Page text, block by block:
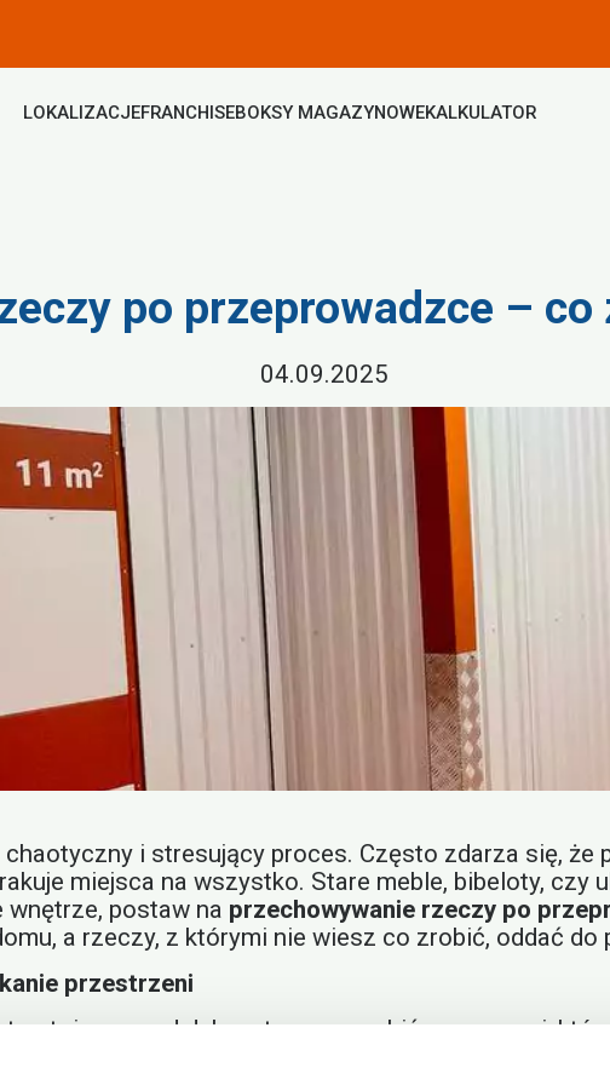
LOKALIZACJEFRANCHISEBOKSY MAGAZYNOWEKALKULATOR
po przeprowadzce –
04.09.2025
i stresujący proces. Często zdarza się, że
miejsca na wszystko. Stare meble, bibeloty, czy
postaw na przechowywanie rzeczy po
a rzeczy, z którymi nie wiesz co zrobić, oddać do
przestrzeni
stoimy przed dylematem, co zrobić z rzeczami,
problem na później, skorzystaj z opcji
porządki